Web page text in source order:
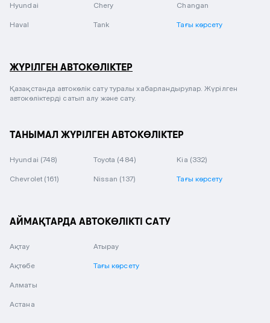
Hyundai Chery Changan
Haval Tank Тағы көрсету
ЖҮРІЛГЕН АВТОКӨЛІКТЕР
Қазақстанда автокөлік сату туралы хабарландырулар. Жүрілген
автокөліктерді сатып алу және сату.
ТАНЫМАЛ ЖҮРІЛГЕН АВТОКӨЛІКТЕР
Hyundai (748) Toyota (484) Kia (332)
Chevrolet (161) Nissan (137) Тағы көрсету
АЙМАҚТАРДА АВТОКӨЛІКТІ САТУ
Ақтау
Ақтөбе
Алматы
Астана
Атырау
Тағы көрсету